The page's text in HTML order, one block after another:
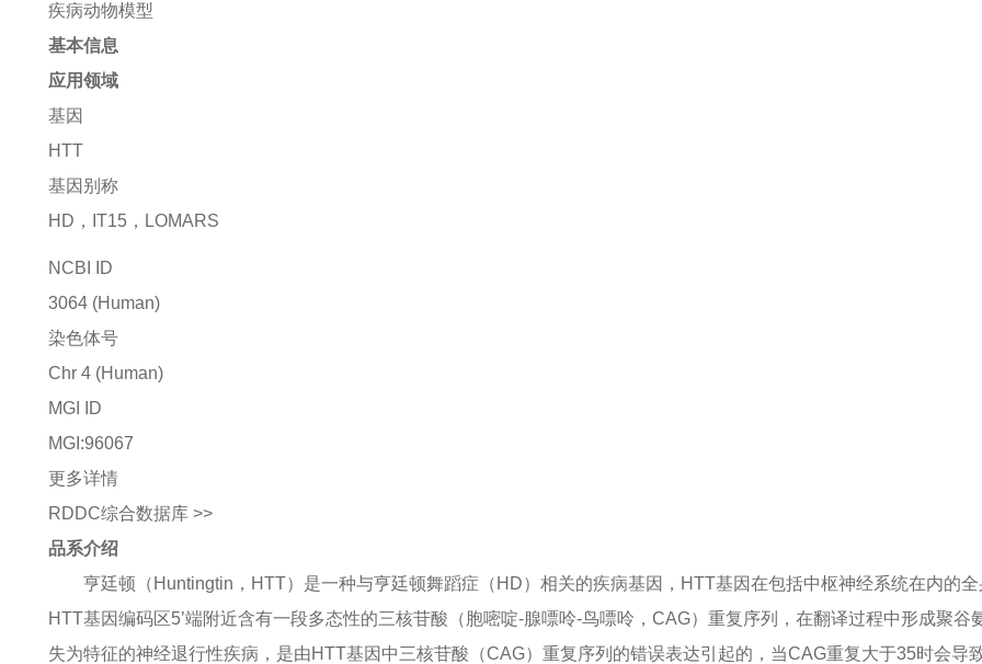
疾病动物模型
基本信息
应用领域
基因
HTT
基因别称
HD，IT15，LOMARS
NCBI ID
3064 (Human)
染色体号
Chr 4 (Human)
MGI ID
MGI:96067
更多详情
RDDC综合数据库 >>
品系介绍
亨廷顿（Huntingtin，HTT）是一种与亨廷顿舞蹈症（HD）相关的疾病基因，HTT基因在包括中枢神经系统在内的
HTT基因编码区5’端附近含有一段多态性的三核苷酸（胞嘧啶-腺嘌呤-鸟嘌呤，CAG）重复序列，在翻译过程中形成聚
失为特征的神经退行性疾病，是由HTT基因中三核苷酸（CAG）重复序列的错误表达引起的，当CAG重复大于35时会